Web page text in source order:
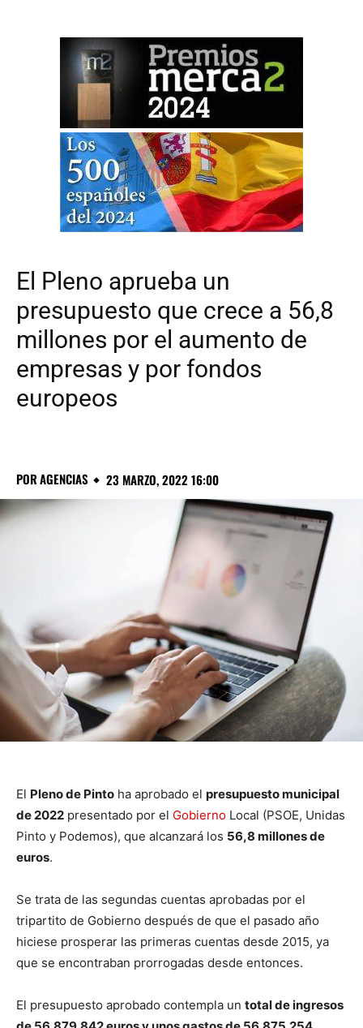
El Pleno aprueba un
presupuesto que crece a 56,8
millones por el aumento de
empresas y por fondos
europeos
PORAGENCIAS 23 MARZO, 2022 16:00
El Pleno de Pinto ha aprobado el presupuesto municipal
de 2022 presentado por el Gobierno Local (PSOE, Unidas
Pinto y Podemos), que alcanzará los 56,8 millones de
euros.
Se trata de las segundas cuentas aprobadas por el
tripartito de Gobierno después de que el pasado año
hiciese prosperar las primeras cuentas desde 2015, ya
que se encontraban prorrogadas desde entonces.
El presupuesto aprobado contempla un total de ingresos